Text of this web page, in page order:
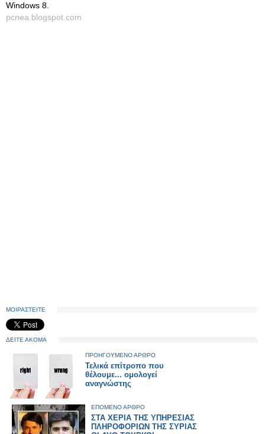
Windows 8.
pcnea.blogspot.com
ΜΟΙΡΑΣΤΕΙΤΕ
ΔΕΙΤΕ ΑΚΟΜΑ
ΠΡΟΗΓΟΥΜΕΝΟ ΑΡΘΡΟ
Τελικά επίτροπο που
θέλουμε... ομολογεί
αναγνώστης
ΕΠΟΜΕΝΟ ΑΡΘΡΟ
ΣΤΑ ΧΕΡΙΑ ΤΗΣ ΥΠΗΡΕΣΙΑΣ
ΠΛΗΡΟΦΟΡΙΩΝ ΤΗΣ ΣΥΡΙΑΣ